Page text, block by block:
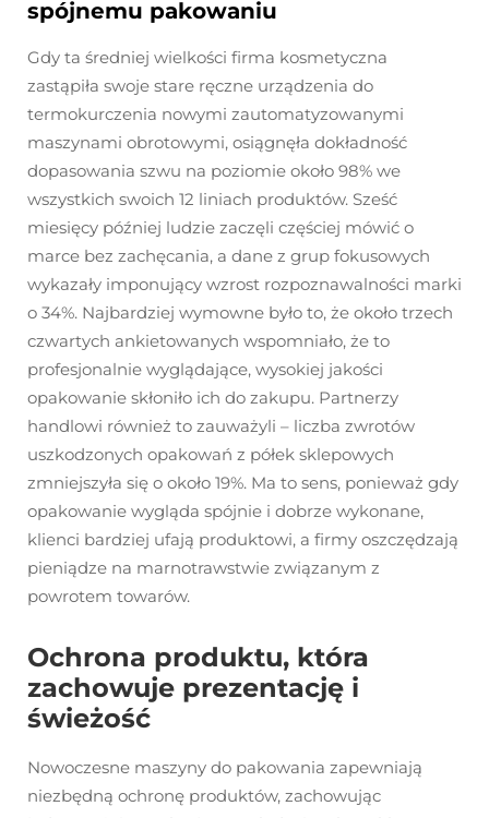
spójnemu pakowaniu
Gdy ta średniej wielkości firma kosmetyczna
zastąpiła swoje stare ręczne urządzenia do
termokurczenia nowymi zautomatyzowanymi
maszynami obrotowymi, osiągnęła dokładność
dopasowania szwu na poziomie około 98% we
wszystkich swoich 12 liniach produktów. Sześć
miesięcy później ludzie zaczęli częściej mówić o
marce bez zachęcania, a dane z grup fokusowych
wykazały imponujący wzrost rozpoznawalności marki
o 34%. Najbardziej wymowne było to, że około trzech
czwartych ankietowanych wspomniało, że to
profesjonalnie wyglądające, wysokiej jakości
opakowanie skłoniło ich do zakupu. Partnerzy
handlowi również to zauważyli – liczba zwrotów
uszkodzonych opakowań z półek sklepowych
zmniejszyła się o około 19%. Ma to sens, ponieważ gdy
opakowanie wygląda spójnie i dobrze wykonane,
klienci bardziej ufają produktowi, a firmy oszczędzają
pieniądze na marnotrawstwie związanym z
powrotem towarów.
Ochrona produktu, która
zachowuje prezentację i
świeżość
Nowoczesne maszyny do pakowania zapewniają
niezbędną ochronę produktów, zachowując